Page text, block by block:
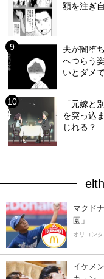
額を注ぎ
夫が闇堕
へつらう
いとダメ
「元嫁と
を突っ込
じれる？
マクド
園」
オリコン
イケメ